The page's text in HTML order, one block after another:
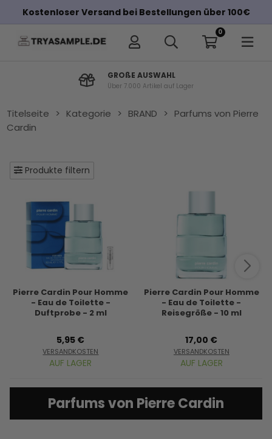
Kostenloser Versand bei Bestellungen über 100€
0
GROßE AUSWAHL
Über 7.000 Artikel auf Lager
Titelseite > Kategorie > BRAND > Parfums von Pierre
Cardin
Produkte filtern
Pierre Cardin Pour Homme
- Eau de Toilette -
Duftprobe - 2 ml
5,95 €
VERSANDKOSTEN
AUF LAGER
Pierre Cardin Pour Homme
- Eau de Toilette -
Reisegröße - 10 ml
17,00 €
VERSANDKOSTEN
AUF LAGER
Parfums von Pierre Cardin